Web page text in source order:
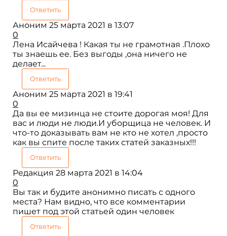
Ответить
Аноним 25 марта 2021 в 13:07
0
Лена Исайчева ! Какая ты не грамотная .Плохо
ты знаешь ее. Без выгоды ,она ничего не
делает...
Ответить
Аноним 25 марта 2021 в 19:41
0
Да вы ее мизинца не стоите дорогая моя! Для
вас и люди не люди.И уборщица не человек. И
что-то доказывать вам не кто не хотел ,просто
как вы спите после таких статей заказных!!!
Ответить
Редакция 28 марта 2021 в 14:04
0
Вы так и будите анонимно писать с одного
места? Нам видно, что все комментарии
пишет под этой статьей один человек
Ответить